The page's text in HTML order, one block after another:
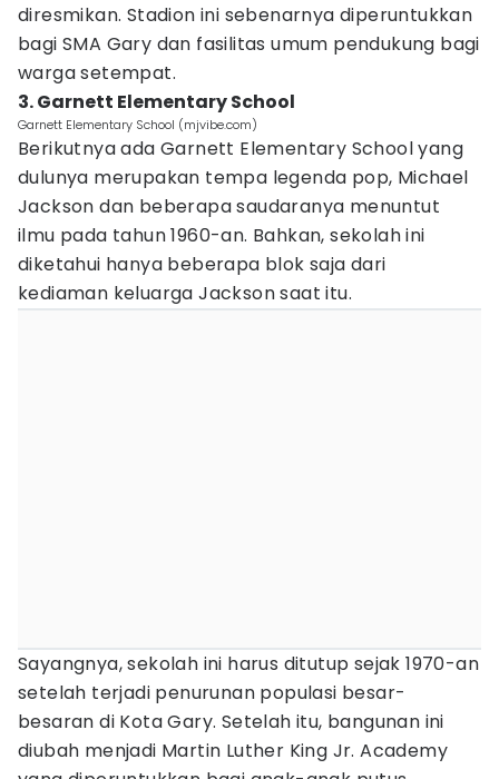
diresmikan. Stadion ini sebenarnya diperuntukkan
bagi SMA Gary dan fasilitas umum pendukung bagi
warga setempat.
3. Garnett Elementary School
Garnett Elementary School (mjvibe.com)
Berikutnya ada Garnett Elementary School yang
dulunya merupakan tempa legenda pop, Michael
Jackson dan beberapa saudaranya menuntut
ilmu pada tahun 1960-an. Bahkan, sekolah ini
diketahui hanya beberapa blok saja dari
kediaman keluarga Jackson saat itu.
Sayangnya, sekolah ini harus ditutup sejak 1970-an
setelah terjadi penurunan populasi besar-
besaran di Kota Gary. Setelah itu, bangunan ini
diubah menjadi Martin Luther King Jr. Academy